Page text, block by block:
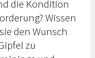
die Kondition
Wissen
den Wunsch
zu